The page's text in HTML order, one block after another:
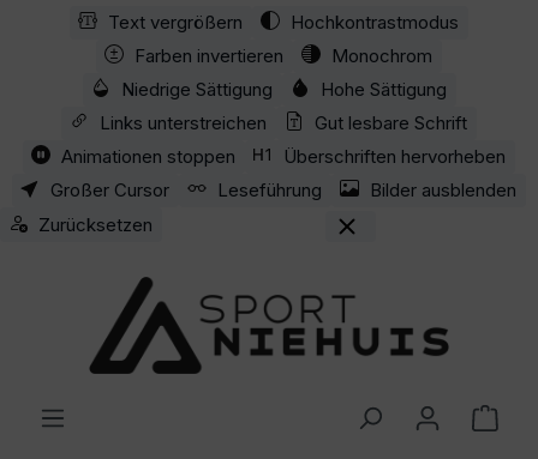
Zum Hauptinhalt springen
Text vergrößern
Hochkontrastmodus
Farben invertieren
Monochrom
Niedrige Sättigung
Hohe Sättigung
Links unterstreichen
Gut lesbare Schrift
Animationen stoppen
Überschriften hervorheben
Großer Cursor
Leseführung
Bilder ausblenden
Zurücksetzen